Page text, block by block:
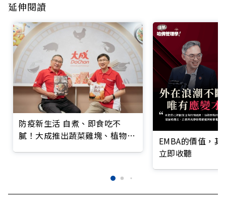
延伸閱讀
防疫新生活 自煮、即食吃不
膩！大成推出蔬菜雞塊、植物牛
EMBA的價值，
立即收聽